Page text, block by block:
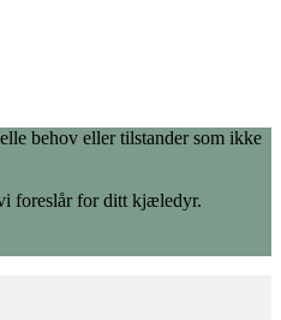
behov eller tilstander som ikke
foreslår for ditt kjæledyr.